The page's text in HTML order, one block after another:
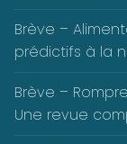
Brève –
prédictifs à la
Brève –
Une revue